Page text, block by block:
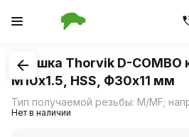
1/1
Плашка Thorvik D-COMBO
М10х1.5, HSS, Ф30х11 мм
Нет в наличии